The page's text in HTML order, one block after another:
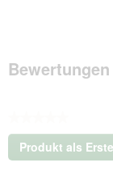
Bewertungen
Kein
Beurteilungswert
Produkt als
.